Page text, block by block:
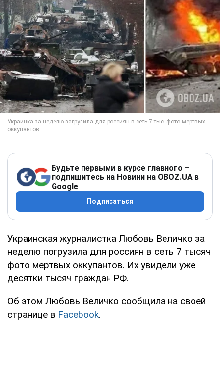
Будьте первыми в курсе главного –
подпишитесь на Новини на OBOZ.UA в
Google
Подписаться
Украинская журналистка Любовь Величко за
неделю погрузила для россиян в сеть 7 тысяч
фото мертвых оккупантов. Их увидели уже
десятки тысяч граждан РФ.
Об этом Любовь Величко сообщила на своей
странице в Facebook.